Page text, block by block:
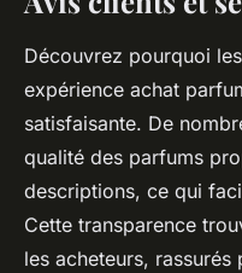
Découvrez pourquoi
expérience achat
satisfaisante. De
qualité des parfums
descriptions, ce qui
Cette transparence
les acheteurs,